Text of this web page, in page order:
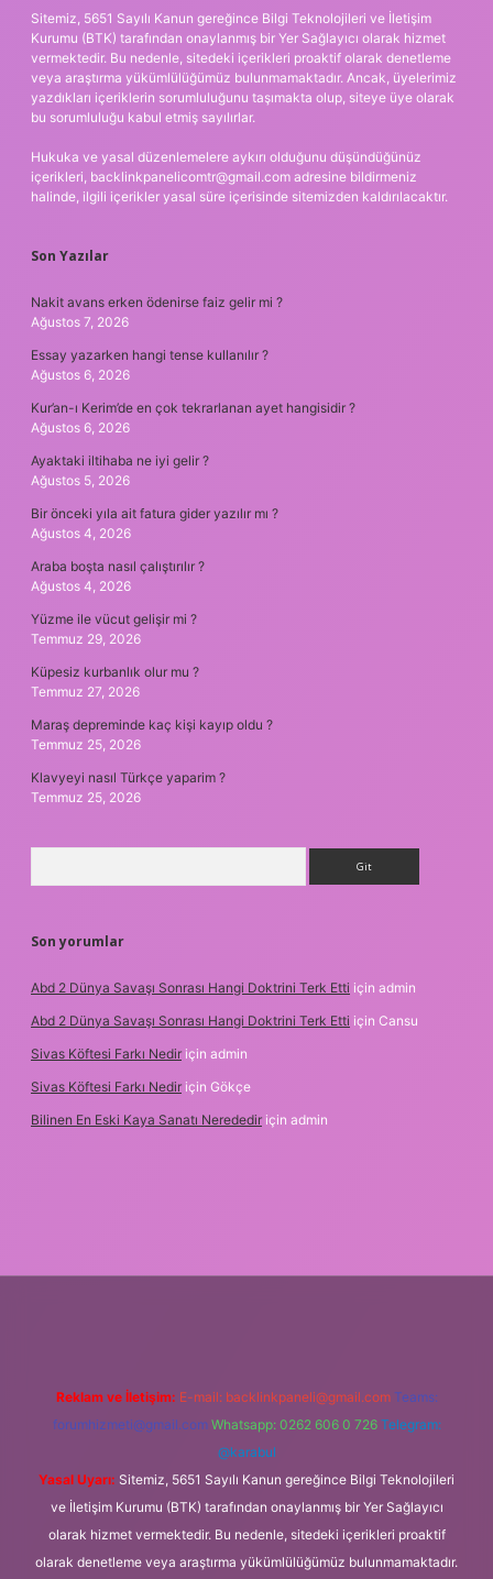
Sitemiz, 5651 Sayılı Kanun gereğince Bilgi Teknolojileri ve İletişim
Kurumu (BTK) tarafından onaylanmış bir Yer Sağlayıcı olarak hizmet
vermektedir. Bu nedenle, sitedeki içerikleri proaktif olarak denetleme
veya araştırma yükümlülüğümüz bulunmamaktadır. Ancak, üyelerimiz
yazdıkları içeriklerin sorumluluğunu taşımakta olup, siteye üye olarak
bu sorumluluğu kabul etmiş sayılırlar.
Hukuka ve yasal düzenlemelere aykırı olduğunu düşündüğünüz
içerikleri, backlinkpanelicomtr@gmail.com adresine bildirmeniz
halinde, ilgili içerikler yasal süre içerisinde sitemizden kaldırılacaktır.
Son Yazılar
Nakit avans erken ödenirse faiz gelir mi ?
Ağustos 7, 2026
Essay yazarken hangi tense kullanılır ?
Ağustos 6, 2026
Kur’an-ı Kerim’de en çok tekrarlanan ayet hangisidir ?
Ağustos 6, 2026
Ayaktaki iltihaba ne iyi gelir ?
Ağustos 5, 2026
Bir önceki yıla ait fatura gider yazılır mı ?
Ağustos 4, 2026
Araba boşta nasıl çalıştırılır ?
Ağustos 4, 2026
Yüzme ile vücut gelişir mi ?
Temmuz 29, 2026
Küpesiz kurbanlık olur mu ?
Temmuz 27, 2026
Maraş depreminde kaç kişi kayıp oldu ?
Temmuz 25, 2026
Klavyeyi nasıl Türkçe yaparim ?
Temmuz 25, 2026
Son yorumlar
Abd 2 Dünya Savaşı Sonrası Hangi Doktrini Terk Etti için admin
Abd 2 Dünya Savaşı Sonrası Hangi Doktrini Terk Etti için Cansu
Sivas Köftesi Farkı Nedir için admin
Sivas Köftesi Farkı Nedir için Gökçe
Bilinen En Eski Kaya Sanatı Nerededir için admin
Reklam ve İletişim: E-mail: backlinkpaneli@gmail.com Teams:
forumhizmeti@gmail.com Whatsapp: 0262 606 0 726 Telegram:
@karabul
Yasal Uyarı: Sitemiz, 5651 Sayılı Kanun gereğince Bilgi Teknolojileri
ve İletişim Kurumu (BTK) tarafından onaylanmış bir Yer Sağlayıcı
olarak hizmet vermektedir. Bu nedenle, sitedeki içerikleri proaktif
olarak denetleme veya araştırma yükümlülüğümüz bulunmamaktadır.